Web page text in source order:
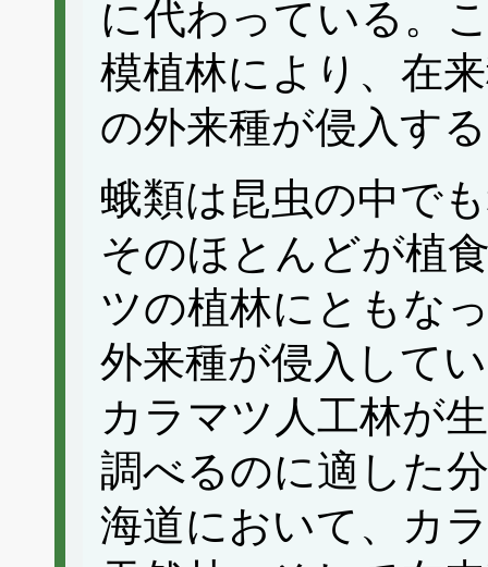
に代わっている。
模植林により、在
の外来種が侵入す
蛾類は昆虫の中で
そのほとんどが植
ツの植林にともな
外来種が侵入して
カラマツ人工林が
調べるのに適した
海道において、カ